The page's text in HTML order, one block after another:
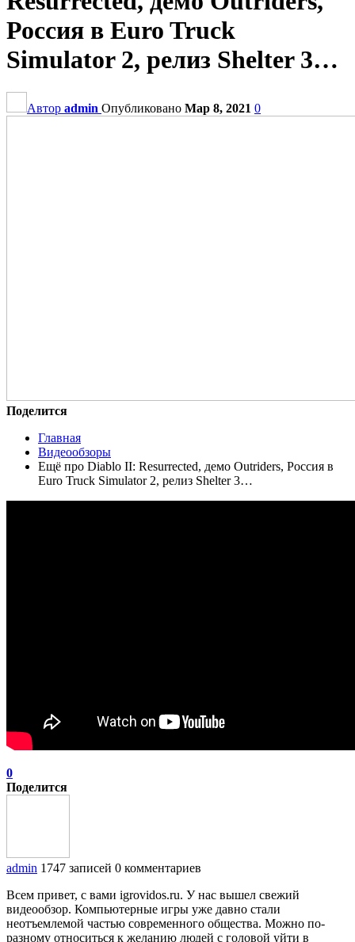
Россия в Euro Truck
Simulator 2, релиз Shelter 3…
Автор admin Опубликовано Мар 8, 2021 0
Поделится
Главная
Видеообзоры
Ещё про Diablo II: Resurrected, демо Outriders, Россия в
Euro Truck Simulator 2, релиз Shelter 3…
0
Поделится
admin 1747 записей 0 комментариев
Всем привет, с вами igrovidos.ru. У нас вышел свежий
видеообзор. Компьютерные игры уже давно стали
неотъемлемой частью современного общества. Можно по-
разному относиться к желанию людей с головой уйти в